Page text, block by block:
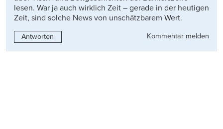
lesen. War ja auch wirklich Zeit – gerade in der heutigen
Zeit, sind solche News von unschätzbarem Wert.
Antworten Kommentar melden